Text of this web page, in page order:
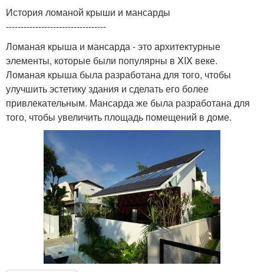
История ломаной крыши и мансарды
----------------------------------
Ломаная крыша и мансарда - это архитектурные
элементы, которые были популярны в XIX веке.
Ломаная крыша была разработана для того, чтобы
улучшить эстетику здания и сделать его более
привлекательным. Мансарда же была разработана для
того, чтобы увеличить площадь помещений в доме.